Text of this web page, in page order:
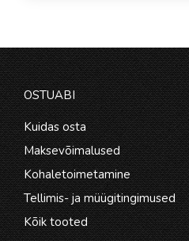
OSTUABI
Kuidas osta
Maksevõimalused
Kohaletoimetamine
Tellimis- ja müügitingimused
Kõik tooted